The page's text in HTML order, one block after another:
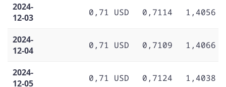
2024-
12-03
0,71 USD 0,7114 1,4056
2024-
12-04
0,71 USD 0,7109 1,4066
2024-
12-05
0,71 USD 0,7124 1,4038